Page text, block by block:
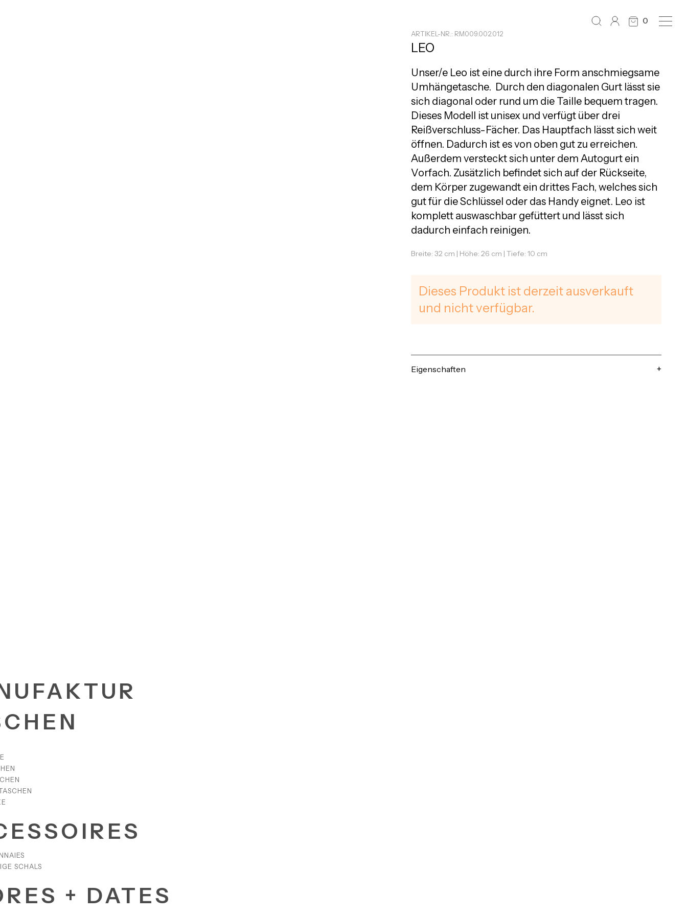
0
SCHALS
+ DATES
ARTIKEL-NR.: RM009.002.012
LEO
Unser/e Leo ist eine durch ihre Form anschmiegsame
Umhängetasche. Durch den diagonalen Gurt lässt sie
sich diagonal oder rund um die Taille bequem tragen.
Dieses Modell ist unisex und verfügt über drei
Reißverschluss-Fächer. Das Hauptfach lässt sich weit
öffnen. Dadurch ist es von oben gut zu erreichen.
Außerdem versteckt sich unter dem Autogurt ein
Vorfach. Zusätzlich befindet sich auf der Rückseite,
dem Körper zugewandt ein drittes Fach, welches sich
gut für die Schlüssel oder das Handy eignet. Leo ist
komplett auswaschbar gefüttert und lässt sich
dadurch einfach reinigen.
Breite: 32 cm | Höhe: 26 cm | Tiefe: 10 cm
Dieses Produkt ist derzeit ausverkauft
und nicht verfügbar.
Eigenschaften